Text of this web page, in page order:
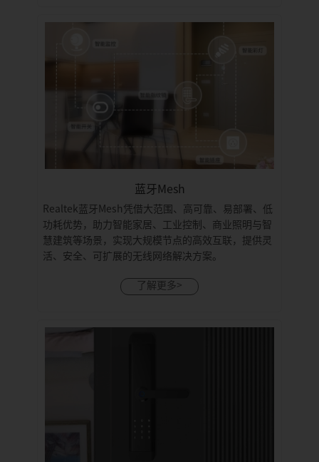
蓝牙Mesh
Realtek蓝牙Mesh凭借大范围、高可靠、易部署、低
功耗优势，助力智能家居、工业控制、商业照明与智
慧建筑等场景，实现大规模节点的高效互联，提供灵
活、安全、可扩展的无线网络解决方案。
了解更多>